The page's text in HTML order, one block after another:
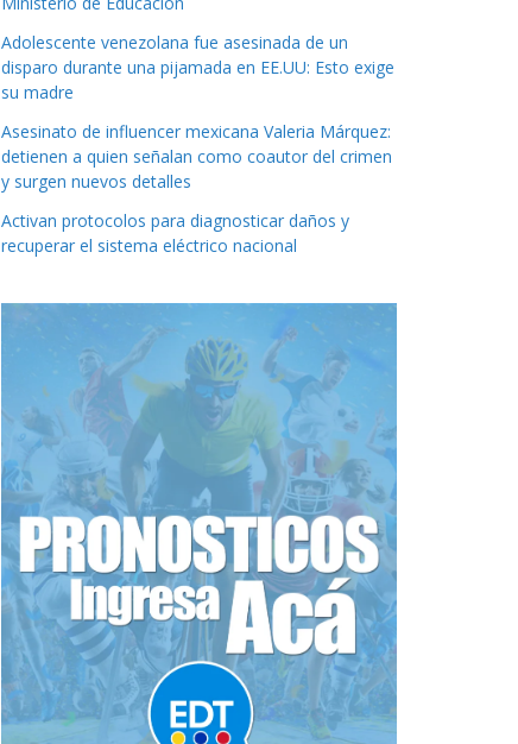
Adolescente venezolana fue asesinada de un
disparo durante una pijamada en EE.UU: Esto exige
su madre
Asesinato de influencer mexicana Valeria Márquez:
detienen a quien señalan como coautor del crimen
y surgen nuevos detalles
Activan protocolos para diagnosticar daños y
recuperar el sistema eléctrico nacional